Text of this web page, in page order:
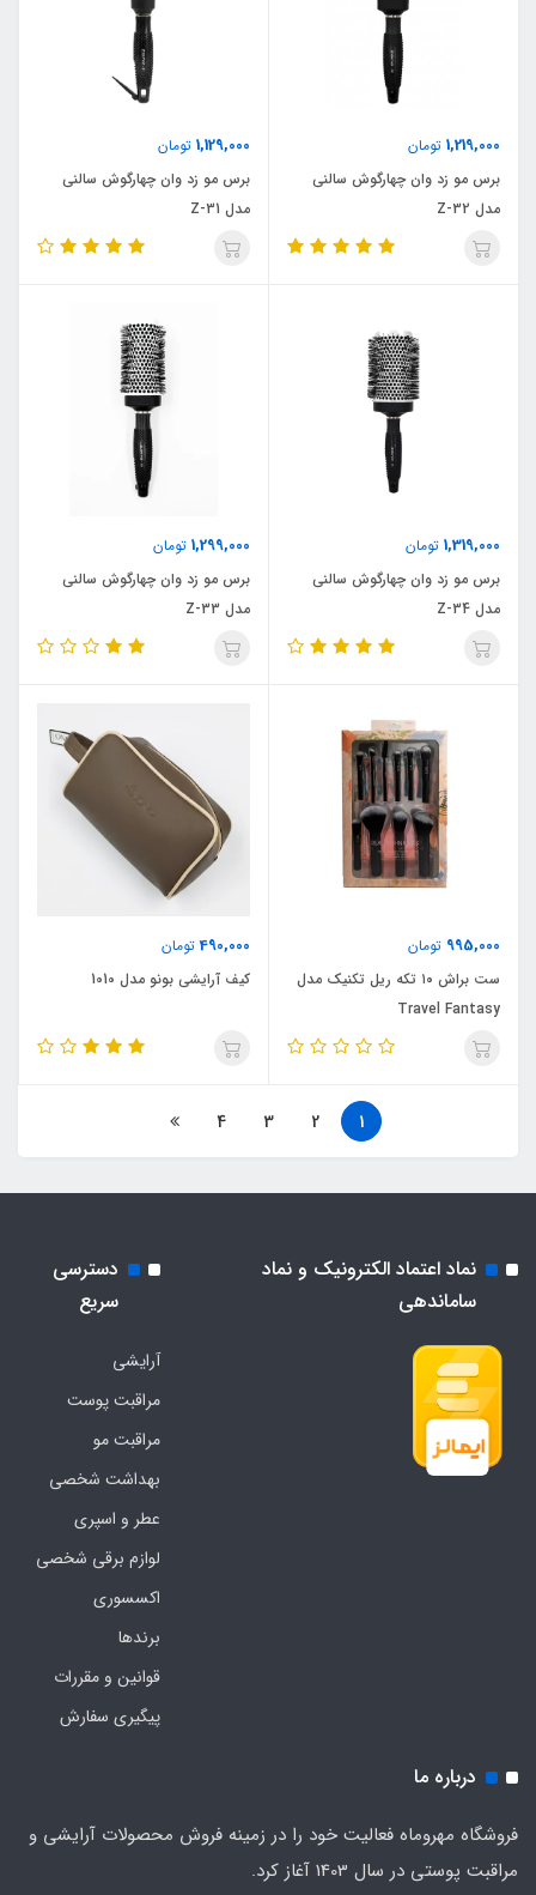
1,219,000 تومان
برس مو زد وان چهارگوش سالنی
مدل Z-32
1,129,000 تومان
برس مو زد وان چهارگوش سالنی
مدل Z-31
1,319,000 تومان
برس مو زد وان چهارگوش سالنی
مدل Z-34
1,299,000 تومان
برس مو زد وان چهارگوش سالنی
مدل Z-33
995,000 تومان
ست براش ۱۰ تکه ریل تکنیک مدل
Travel Fantasy
490,000تومان
کیف آرایشی بونو مدل 1010
1
2
3
4
نماد اعتماد الکترونیک و نماد
ساماندهی
دسترسی
سریع
آرایشی
مراقبت پوست
مراقبت مو
بهداشت شخصی
عطر و اسپری
لوازم برقی شخصی
اکسسوری
برندها
قوانین و مقررات
پیگیری سفارش
درباره ما
فروشگاه مهروماه فعالیت خود را در زمینه فروش محصولات آرایشی و
مراقبت پوستی در سال 1403 آغاز کرد.